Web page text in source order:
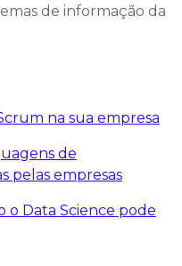
de informação da
na sua empresa
de
pelas empresas
o Data Science pode